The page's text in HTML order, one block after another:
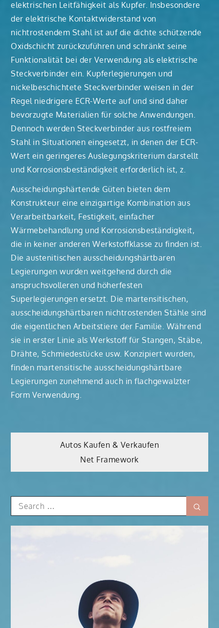
elektrischen Leitfähigkeit als Kupfer. Insbesondere
der elektrische Kontaktwiderstand von
nichtrostendem Stahl ist auf die dichte schützende
Oxidschicht zurückzuführen und schränkt seine
Funktionalität bei der Verwendung als elektrische
Steckverbinder ein. Kupferlegierungen und
nickelbeschichtete Steckverbinder weisen in der
Regel niedrigere ECR-Werte auf und sind daher
bevorzugte Materialien für solche Anwendungen.
Dennoch werden Steckverbinder aus rostfreiem
Stahl in Situationen eingesetzt, in denen der ECR-
Wert ein geringeres Auslegungskriterium darstellt
und Korrosionsbeständigkeit erforderlich ist, z.
Ausscheidungshärtende Güten bieten dem
Konstrukteur eine einzigartige Kombination aus
Verarbeitbarkeit, Festigkeit, einfacher
Wärmebehandlung und Korrosionsbeständigkeit,
die in keiner anderen Werkstoffklasse zu finden ist.
Die austenitischen ausscheidungshärtbaren
Legierungen wurden weitgehend durch die
anspruchsvolleren und höherfesten
Superlegierungen ersetzt. Die martensitischen,
ausscheidungshärtbaren nichtrostenden Stähle sind
die eigentlichen Arbeitstiere der Familie. Während
sie in erster Linie als Werkstoff für Stangen, Stäbe,
Drähte, Schmiedestücke usw. Konzipiert wurden,
finden martensitische ausscheidungshärtbare
Legierungen zunehmend auch in flachgewalzter
Form Verwendung.
Beitragsnavigation
Autos Kaufen & Verkaufen
Net Framework
Search
for: